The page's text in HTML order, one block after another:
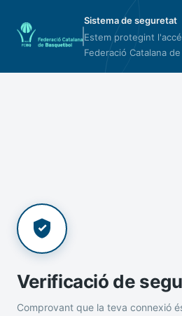
Sistema de seguretat
Estem protegint
Federació Catalana
Verificació de
Comprovant que la teva connexió